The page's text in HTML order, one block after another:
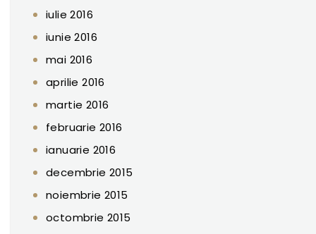
iulie 2016
iunie 2016
mai 2016
aprilie 2016
martie 2016
februarie 2016
ianuarie 2016
decembrie 2015
noiembrie 2015
octombrie 2015